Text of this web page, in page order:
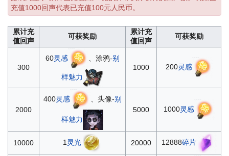
充值1000回声代表已充值100元人民币。
累计充
值回声
可获奖励
累计充
值回声
可获奖励
300
60灵感 、涂鸦-别
样魅力
1000 200灵感
2000
400灵感 、头像-别
样魅力
5000 1000灵感
10000 1 灵光 20000 12888碎片